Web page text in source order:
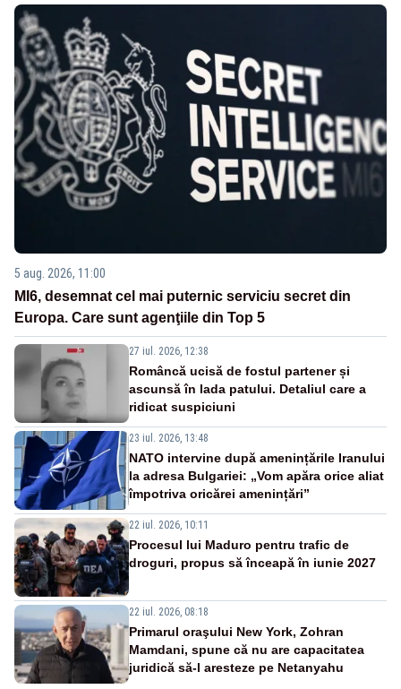
5 aug. 2026, 11:00
MI6, desemnat cel mai puternic serviciu secret din
Europa. Care sunt agenţiile din Top 5
27 iul. 2026, 12:38
Româncă ucisă de fostul partener și
ascunsă în lada patului. Detaliul care a
ridicat suspiciuni
23 iul. 2026, 13:48
NATO intervine după amenințările Iranului
la adresa Bulgariei: „Vom apăra orice aliat
împotriva oricărei amenințări”
22 iul. 2026, 10:11
Procesul lui Maduro pentru trafic de
droguri, propus să înceapă în iunie 2027
22 iul. 2026, 08:18
Primarul oraşului New York, Zohran
Mamdani, spune că nu are capacitatea
juridică să-l aresteze pe Netanyahu